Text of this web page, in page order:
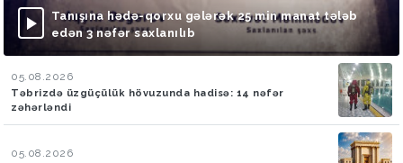
Tanışına hədə-qorxu gələrək 25 min manat tələb
edən 3 nəfər saxlanılıb
05.08.2026
Təbrizdə üzgüçülük hövuzunda hadisə: 14 nəfər
zəhərləndi
05.08.2026